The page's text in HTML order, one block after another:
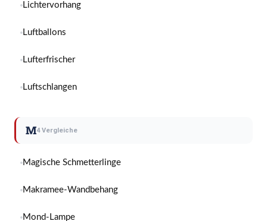
Lichtervorhang
Luftballons
Lufterfrischer
Luftschlangen
M4 Vergleiche
Magische Schmetterlinge
Makramee-Wandbehang
Mond-Lampe